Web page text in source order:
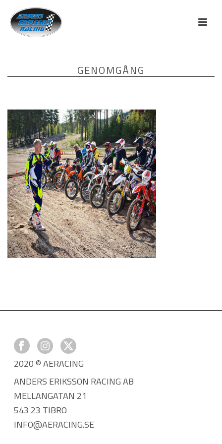
GENOMGÅNG
2020 © AERACING
ANDERS ERIKSSON RACING AB
MELLANGATAN 21
543 23 TIBRO
INFO@AERACING.SE